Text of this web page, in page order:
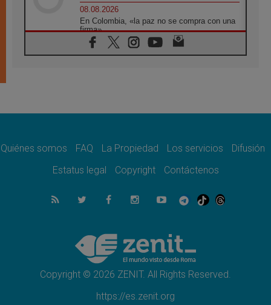
08.08.2026
En Colombia, «la paz no se compra con una
firma»
08.08.2026
En Venezuela celebraron los 416 años del
08.08.2026
07.08.2026
se convierte en diócesis
Honduras: Los desplazados invisibles de una
crisis olvidada
Bokalic: "En Argentina el Papa León señalará
el compromiso del cristiano"
Quiénes somos FAQ La Propiedad Los servicios
Difusión
Estatus legal
Copyright Contáctenos
Copyright © 2026 ZENIT. All Rights Reserved.
https://es.zenit.org